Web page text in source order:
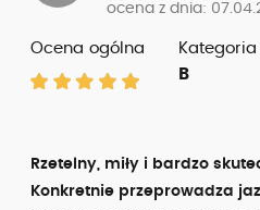
ocena z dnia:
Ocena ogólna
Kategoria
B
Rzetelny, miły i bardzo
Konkretnie przeprowadza